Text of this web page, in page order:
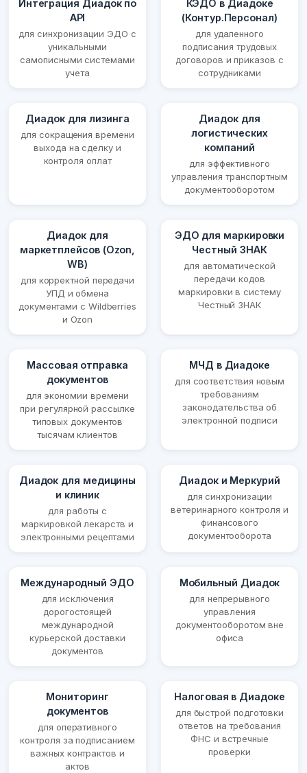
Интеграция Диадок по
API
для синхронизации ЭДО с
уникальными
самописными системами
учета
КЭДО в Диадоке
(Контур.Персонал)
для удаленного
подписания трудовых
договоров и приказов с
сотрудниками
Диадок для лизинга
для сокращения времени
выхода на сделку и
контроля оплат
Диадок для
логистических
компаний
для эффективного
управления транспортным
документооборотом
Диадок для
маркетплейсов (Ozon,
WB)
для корректной передачи
УПД и обмена
документами с Wildberries
и Ozon
ЭДО для маркировки
Честный ЗНАК
для автоматической
передачи кодов
маркировки в систему
Честный ЗНАК
Массовая отправка
документов
для экономии времени
при регулярной рассылке
типовых документов
тысячам клиентов
МЧД в Диадоке
для соответствия новым
требованиям
законодательства об
электронной подписи
Диадок для медицины
и клиник
для работы с
маркировкой лекарств и
электронными рецептами
Диадок и Меркурий
для синхронизации
ветеринарного контроля и
финансового
документооборота
Международный ЭДО
для исключения
дорогостоящей
международной
курьерской доставки
документов
Мобильный Диадок
для непрерывного
управления
документооборотом вне
офиса
Мониторинг
документов
для оперативного
контроля за подписанием
важных контрактов и
актов
Налоговая в Диадоке
для быстрой подготовки
ответов на требования
ФНС и встречные
проверки